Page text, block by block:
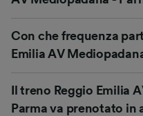
Con che frequenza
Emilia AV
Il treno Reggio Emilia
Parma va prenotato in